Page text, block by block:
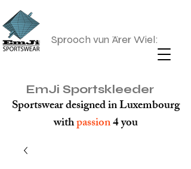
Sprooch vun Ärer Wiel:
EmJi Sportskleeder
Sportswear designed in Luxembourg
withpassion4 you